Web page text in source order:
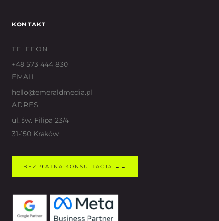
KONTAKT
TELEFON
+48 573 444 830
EMAIL
hello@emeraldmedia.pl
ADRES
ul. św. Filipa 23/4
31-150 Kraków
BEZPŁATNA KONSULTACJA →